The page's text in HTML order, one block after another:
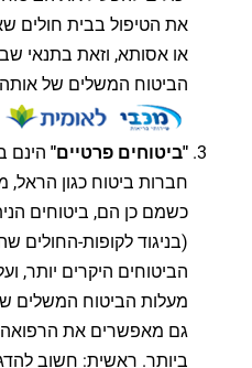
את הטיפול בבית חולים
או אסותא, וזאת בתנאי
הביטוח המשלים של אותה
"ביטוחים פרטיים" הינם
חברות ביטוח כגון הראל,
כשמם כן הם, ביטוחים
(בניגוד לקופות-החולים
הביטוחים היקרים יותר,
מעלות הביטוח המשלים
גם מאפשרים את
ביותר. ראשית: חשוב